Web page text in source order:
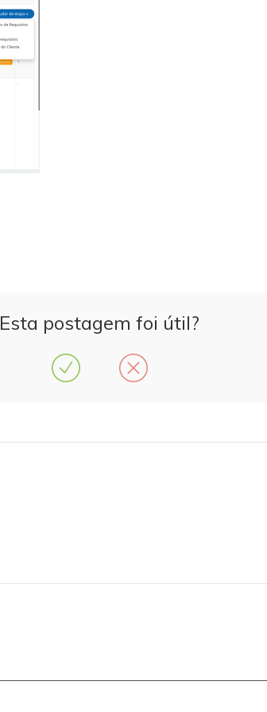
Esta postagem foi útil?